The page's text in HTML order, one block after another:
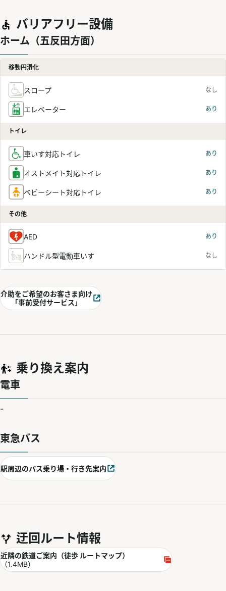
バリアフリー設備
ホーム（五反田方面）
移動円滑化
スロープ なし
エレベーター あり
トイレ
車いす対応トイレ あり
オストメイト対応トイレ あり
ベビーシート対応トイレ あり
その他
AED あり
ハンドル型電動車いす なし
介助をご希望のお客さま向け
「事前受付サービス」別ウィンドウで開く
乗り換え案内
電車
-
東急バス
駅周辺のバス乗り場・行き先案内
別ウィンドウで開く
迂回ルート情報
近隣の鉄道ご案内（徒歩 ルートマップ）
（1.4MB）